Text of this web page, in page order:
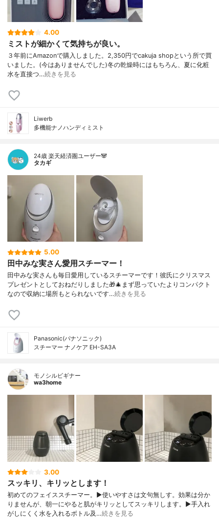
4.00
ミストが細かくて気持ちが良い。
３年前にAmazonで購入しました。2,350円でcakuja shopという所で買
いました。(今はありませんでした)冬の乾燥時にはもちろん、夏に化粧
水を直接つ…続きを見る
Liwerb
多機能ナノハンディミスト
24歳 楽天経済圏ユーザー🐼
タカギ
5.00
田中みな実さん愛用スチーマー！
田中みな実さんも毎日愛用しているスチーマーです！彼氏にクリスマス
プレゼントとしておねだりしました🎁🎄まず思っていたよりコンパクト
なので収納に場所もとられないです…続きを見る
Panasonic(パナソニック)
スチーマー ナノケア EH-SA3A
モノシルビギナー
wa3home
3.00
スッキリ、キリッとします！
初めてのフェイススチーマー。▶︎使いやすさは文句無しす。効果は分か
りませんが、朝一にやると肌がキリッとしてスッキリします。▶︎手入れ
がしにくく水を入れるボトル及…続きを見る